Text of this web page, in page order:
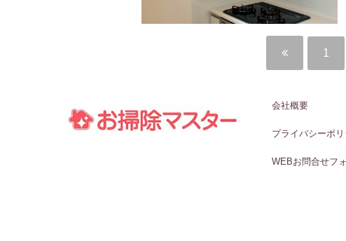
1
会社概要
プライバシーポ
WEBお問合せフ